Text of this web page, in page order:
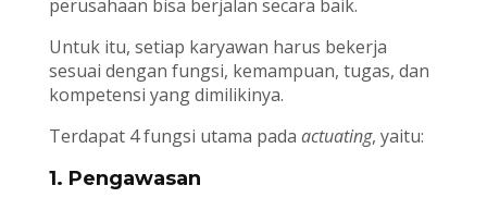
perusahaan bisa berjalan secara baik.
Untuk itu, setiap karyawan harus bekerja
sesuai dengan fungsi, kemampuan, tugas, dan
kompetensi yang dimilikinya.
Terdapat 4 fungsi utama pada actuating, yaitu:
1. Pengawasan